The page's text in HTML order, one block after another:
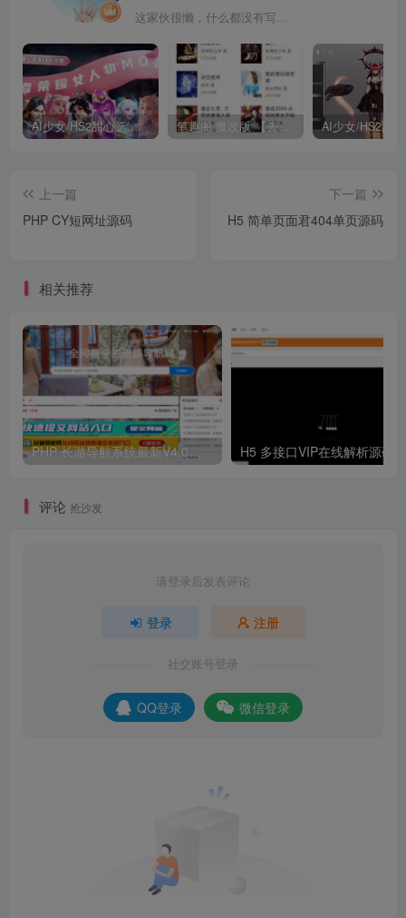
这家伙很懒，什么都没有写...
AI少女/HS2甜心选择2 仿王者荣耀人物卡全合集打包 笔趣阁 魔改版 【去广告免费小说】
上一篇
PHP CY短网址源码
下一篇
H5 简单页面君404单页源码
相关推荐
PHP 长游导航系统最新V4.0开源可运营正版 源码 H5 多接口VIP在线解析源码
评论 抢沙发
请登录后发表评论
登录 注册
社交账号登录
QQ登录 微信登录